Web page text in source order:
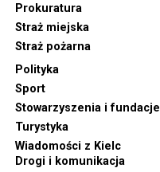
Prokuratura
Straż miejska
Straż pożarna
Polityka
Sport
Stowarzyszenia i fundacje
Turystyka
Wiadomości z Kielc
Drogi i komunikacja